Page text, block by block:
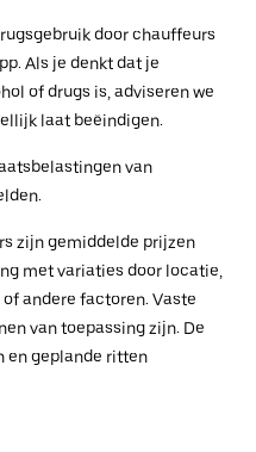
door chauffeurs
Als je denkt dat je
of drugs is, adviseren we
laat beëindigen.
van
zijn gemiddelde prijzen
met variaties door locatie,
andere factoren. Vaste
van toepassing zijn. De
en geplande ritten